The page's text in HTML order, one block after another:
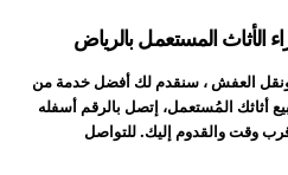
الأثاث المستعمل بالرياض
العفش ، سنقدم لك أفضل خدمة من
أثاثك المُستعمل، إتصل بالرقم أسفله
وقت والقدوم إليك. للتواصل